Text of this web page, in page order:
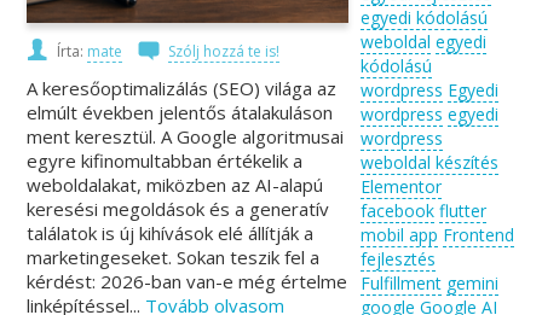
Írta: mate Szólj hozzá te is!
A keresőoptimalizálás (SEO) világa az
elmúlt években jelentős átalakuláson
ment keresztül. A Google algoritmusai
egyre kifinomultabban értékelik a
weboldalakat, miközben az AI-alapú
keresési megoldások és a generatív
találatok is új kihívások elé állítják a
marketingeseket. Sokan teszik fel a
kérdést: 2026-ban van-e még értelme
linképítéssel... Tovább olvasom
egyedi kódolású
weboldal egyedi
kódolású
wordpress Egyedi
wordpress egyedi
wordpress
weboldal készítés
Elementor
facebook flutter
mobil app Frontend
fejlesztés
Fulfillment gemini
google Google AI